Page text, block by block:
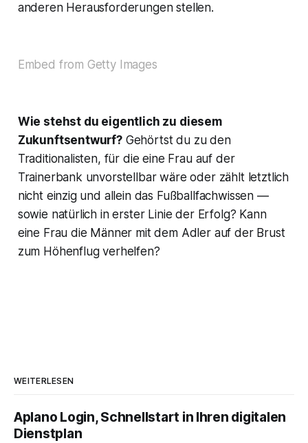
anderen Herausforderungen stellen.
Embed from Getty Images
Wie stehst du eigentlich zu diesem
Zukunftsentwurf?Gehörtst du zu den
Traditionalisten, für die eine Frau auf der
Trainerbank unvorstellbar wäre oder zählt letztlich
nicht einzig und allein das Fußballfachwissen —
sowie natürlich in erster Linie der Erfolg? Kann
eine Frau die Männer mit dem Adler auf der Brust
zum Höhenflug verhelfen?
WEITERLESEN
Aplano Login, Schnellstart in Ihren digitalen
Dienstplan